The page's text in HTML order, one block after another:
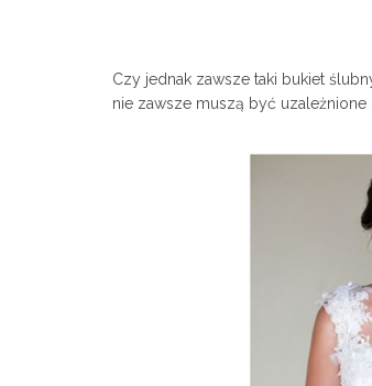
Czy jednak zawsze taki bukiet
nie zawsze muszą być